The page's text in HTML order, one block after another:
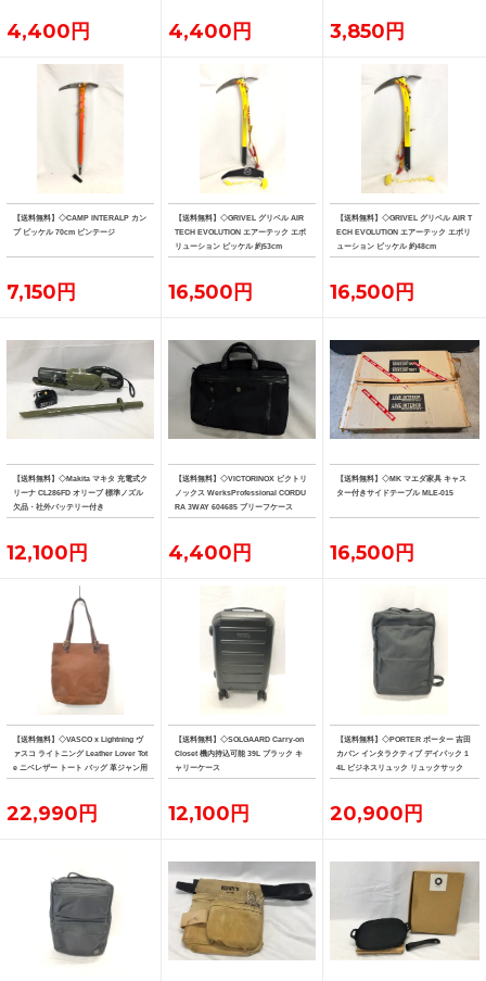
4,400円 4,400円 3,850円
【送料無料】◇CAMP INTERALP カン
プ ピッケル 70cm ビンテージ
7,150円
【送料無料】◇GRIVEL グリベル AIR
TECH EVOLUTION エアーテック エボ
リューション ピッケル 約53cm
16,500円
【送料無料】◇GRIVEL グリベル AIR T
ECH EVOLUTION エアーテック エボリ
ューション ピッケル 約48cm
16,500円
【送料無料】◇Makita マキタ 充電式ク
リーナ CL286FD オリーブ 標準ノズル
欠品・社外バッテリー付き
12,100円
【送料無料】◇VICTORINOX ビクトリ
ノックス WerksProfessional CORDU
RA 3WAY 604685 ブリーフケース
4,400円
【送料無料】◇MK マエダ家具 キャス
ター付きサイドテーブル MLE-015
16,500円
【送料無料】◇VASCO x Lightning ヴ
ァスコ ライトニング Leather Lover Tot
e ニベレザー トート バッグ 革ジャン用
トート
22,990円
【送料無料】◇SOLGAARD Carry-on
Closet 機内持込可能 39L ブラック キ
ャリーケース
12,100円
【送料無料】◇PORTER ポーター 吉田
カバン インタラクティブ デイパック 1
4L ビジネスリュック リュックサック
20,900円